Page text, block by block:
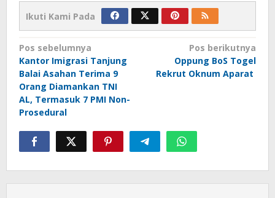
Ikuti Kami Pada
Navigasi
pos
Pos sebelumnya
Kantor Imigrasi Tanjung
Balai Asahan Terima 9
Orang Diamankan TNI
AL, Termasuk 7 PMI Non-
Prosedural
Pos berikutnya
Oppung BoS Togel
Rekrut Oknum Aparat